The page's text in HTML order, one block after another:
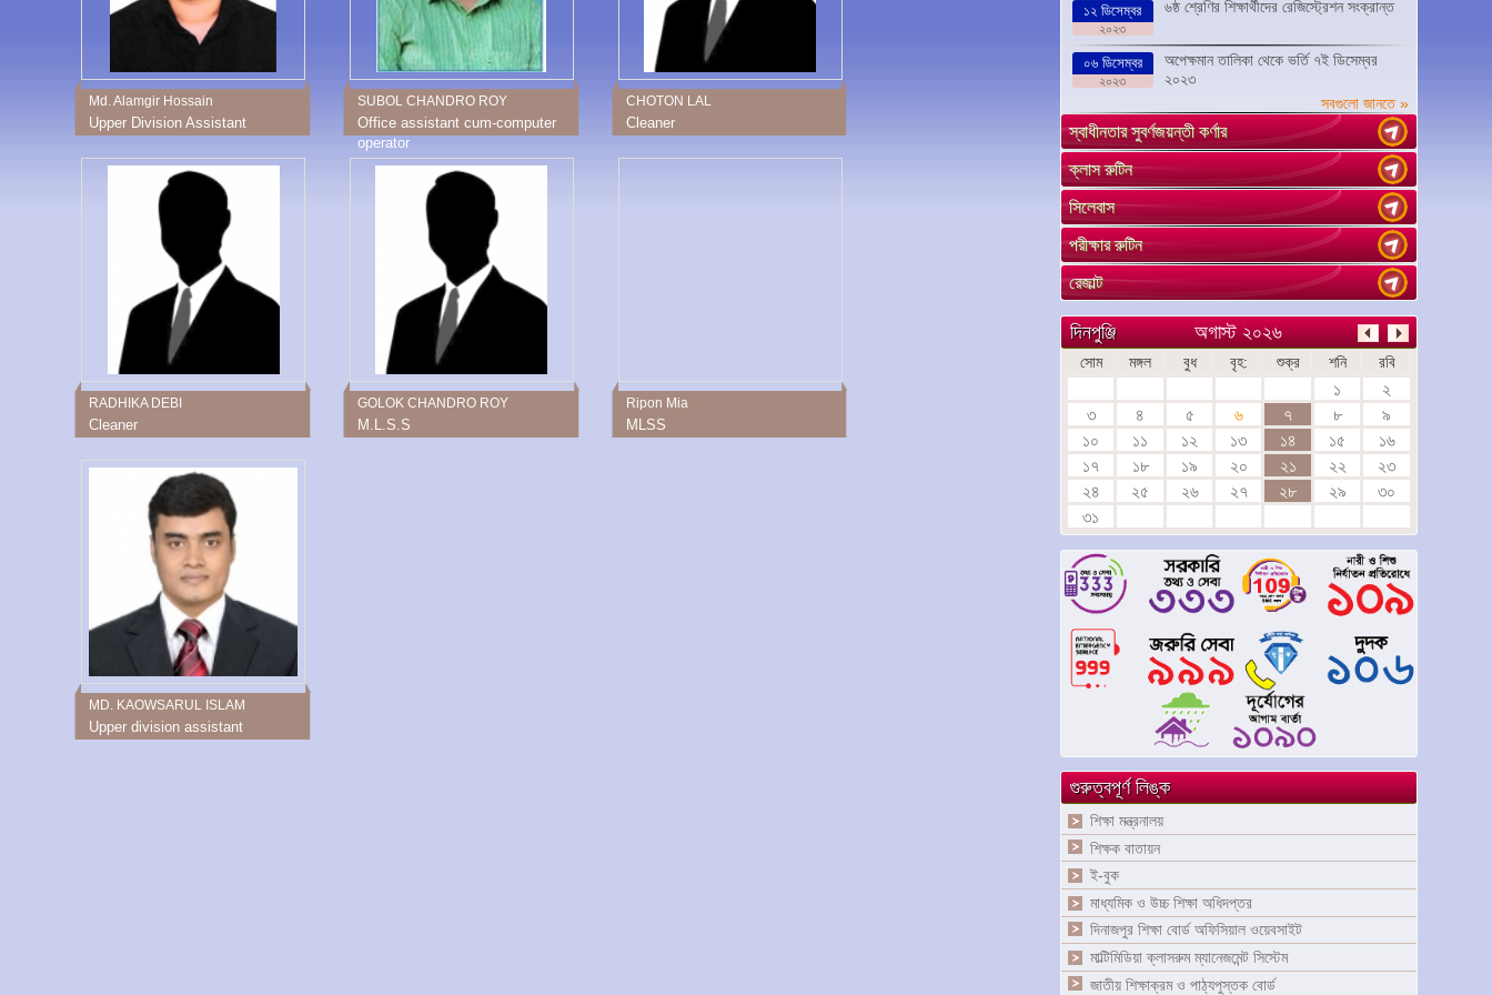
Md. Alamgir Hossain
Upper Division Assistant
SUBOL CHANDRO ROY
Office assistant cum-computer
operator
CHOTON LAL
Cleaner
RADHIKA DEBI
Cleaner
GOLOK CHANDRO ROY
M.L.S.S
Ripon Mia
MLSS
MD. KAOWSARUL ISLAM
Upper division assistant
১২ ডিসেম্বর
২০২৩
৬ষ্ঠ শ্রেণির শিক্ষার্থীদের রেজিস্ট্রেশন সংক্রান্ত
০৬ ডিসেম্বর
২০২৩
অপেক্ষমান তালিকা থেকে ভর্তি ৭ই ডিসেম্বর
২০২৩
সবগুলো জানতে »
স্বাধীনতার সুবর্ণজয়ন্তী কর্ণার
ক্লাস রুটিন
সিলেবাস
পরীক্ষার রুটিন
রেজাল্ট
দিনপুঞ্জি অগাস্ট ২০২৬
সোম মঙ্গল বুধ বৃহ: শুক্র শনি রবি
১
২
৩
৪ ৫ ৬ ৭ ৮
৯
১০
১১ ১২ ১৩ ১৪ ১৫
১৬
১৭
১৮ ১৯ ২০ ২১ ২২
২৩
২৪
২৫ ২৬ ২৭ ২৮ ২৯
৩০
৩১
গুরুত্বপূর্ণ লিঙ্ক
শিক্ষা মন্ত্রনালয়
শিক্ষক বাতায়ন
ই-বুক
মাধ্যমিক ও উচ্চ শিক্ষা অধিদপ্তর
দিনাজপুর শিক্ষা বোর্ড অফিসিয়াল ওয়েবসাইট
মাল্টিমিডিয়া ক্লাসরুম ম্যানেজমেন্ট সিস্টেম
জাতীয় শিক্ষাক্রম ও পাঠ্যপুস্তক বোর্ড